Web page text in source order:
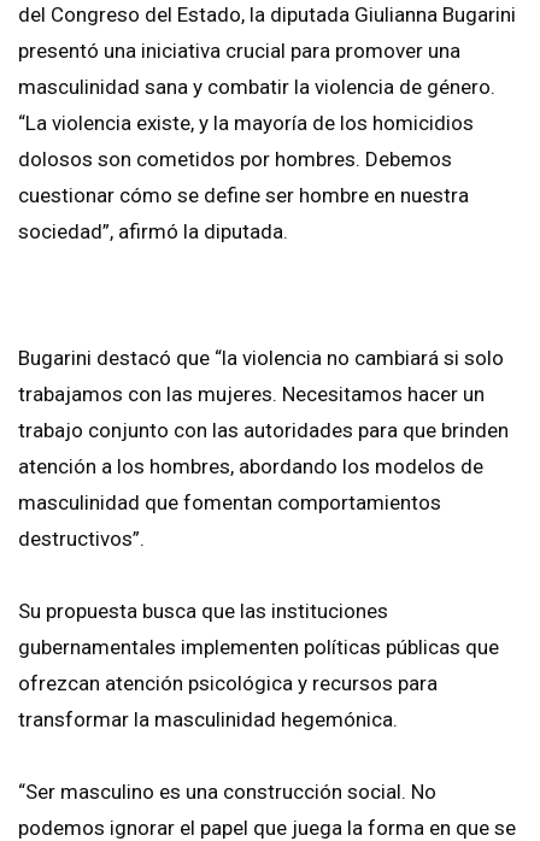
del Congreso del Estado, la diputada Giulianna Bugarini
presentó una iniciativa crucial para promover una
masculinidad sana y combatir la violencia de género.
“La violencia existe, y la mayoría de los homicidios
dolosos son cometidos por hombres. Debemos
cuestionar cómo se define ser hombre en nuestra
sociedad”, afirmó la diputada.
Bugarini destacó que “la violencia no cambiará si solo
trabajamos con las mujeres. Necesitamos hacer un
trabajo conjunto con las autoridades para que brinden
atención a los hombres, abordando los modelos de
masculinidad que fomentan comportamientos
destructivos”.
Su propuesta busca que las instituciones
gubernamentales implementen políticas públicas que
ofrezcan atención psicológica y recursos para
transformar la masculinidad hegemónica.
“Ser masculino es una construcción social. No
podemos ignorar el papel que juega la forma en que se